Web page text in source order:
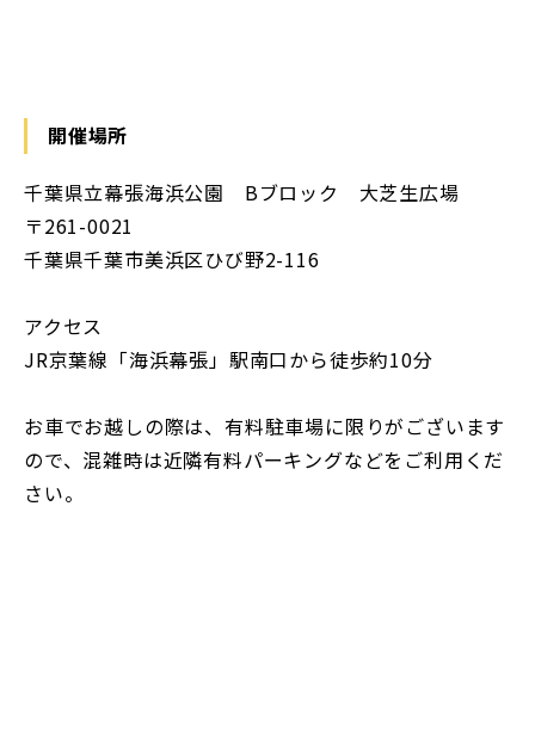
開催場所
千葉県立幕張海浜公園 Bブロック 大芝生広場
〒261-0021
千葉県千葉市美浜区ひび野2-116
アクセス
JR京葉線「海浜幕張」駅南口から徒歩約10分
お車でお越しの際は、有料駐車場に限りがございます
ので、混雑時は近隣有料パーキングなどをご利用くだ
さい。